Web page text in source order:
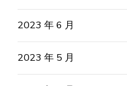
2023 年 6 月
2023 年 5 月